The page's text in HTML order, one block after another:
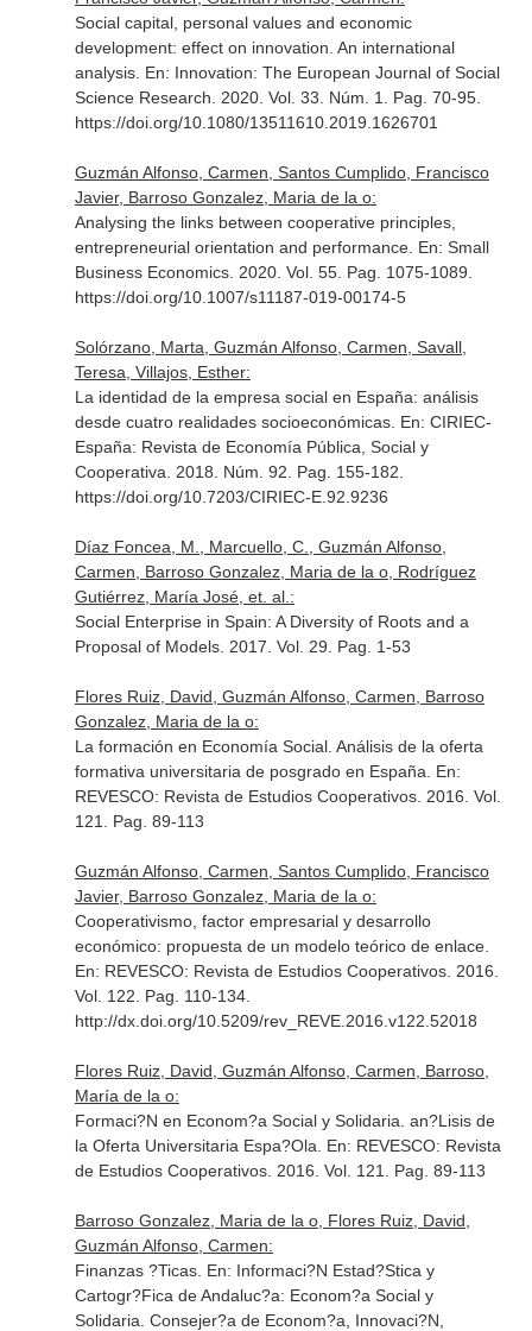
Social capital, personal values and economic
development: effect on innovation. An international
analysis. En: Innovation: The European Journal of Social
Science Research . 2020. Vol. 33. Núm. 1. Pag. 70-95.
https://doi.org/10.1080/13511610.2019.1626701
Guzmán Alfonso, Carmen, Santos Cumplido, Francisco
Javier, Barroso Gonzalez, Maria de la o:
Analysing the links between cooperative principles,
entrepreneurial orientation and performance. En: Small
Business Economics. 2020. Vol. 55. Pag. 1075-1089.
https://doi.org/10.1007/s11187-019-00174-5
Solórzano, Marta, Guzmán Alfonso, Carmen, Savall,
Teresa, Villajos, Esther:
La identidad de la empresa social en España: análisis
desde cuatro realidades socioeconómicas. En: CIRIEC-
España: Revista de Economía Pública, Social y
Cooperativa . 2018. Núm. 92. Pag. 155-182.
https://doi.org/10.7203/CIRIEC-E.92.9236
Díaz Foncea, M., Marcuello, C., Guzmán Alfonso,
Carmen, Barroso Gonzalez, Maria de la o, Rodríguez
Gutiérrez, María José, et. al.:
Social Enterprise in Spain: A Diversity of Roots and a
Proposal of Models. 2017. Vol. 29. Pag. 1-53
Flores Ruiz, David, Guzmán Alfonso, Carmen, Barroso
Gonzalez, Maria de la o:
La formación en Economía Social. Análisis de la oferta
formativa universitaria de posgrado en España. En:
REVESCO: Revista de Estudios Cooperativos. 2016. Vol.
121. Pag. 89-113
Guzmán Alfonso, Carmen, Santos Cumplido, Francisco
Javier, Barroso Gonzalez, Maria de la o:
Cooperativismo, factor empresarial y desarrollo
económico: propuesta de un modelo teórico de enlace.
En: REVESCO: Revista de Estudios Cooperativos. 2016.
Vol. 122. Pag. 110-134.
http://dx.doi.org/10.5209/rev_REVE.2016.v122.52018
Flores Ruiz, David, Guzmán Alfonso, Carmen, Barroso,
María de la o:
Formaci?N en Econom?a Social y Solidaria. an?Lisis de
la Oferta Universitaria Espa?Ola. En: REVESCO: Revista
de Estudios Cooperativos. 2016. Vol. 121. Pag. 89-113
Barroso Gonzalez, Maria de la o, Flores Ruiz, David,
Guzmán Alfonso, Carmen:
Finanzas ?Ticas. En: Informaci?N Estad?Stica y
Cartogr?Fica de Andaluc?a: Econom?a Social y
Solidaria. Consejer?a de Econom?a, Innovaci?N,